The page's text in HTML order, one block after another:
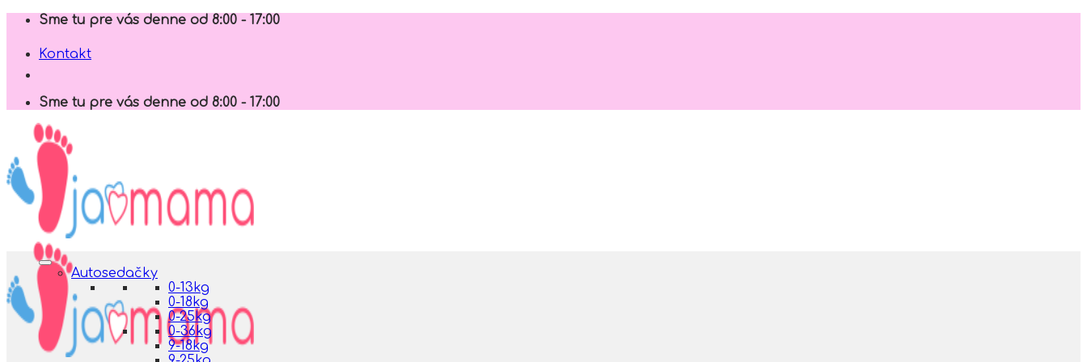
Skip
content
Sme tu pre vás denne od 8:00 - 17:00
Kontakt
Sme tu pre vás denne od 8:00 - 17:00
Autosedačky
0-13kg
0-18kg
0-25kg
0-36kg
9-18kg